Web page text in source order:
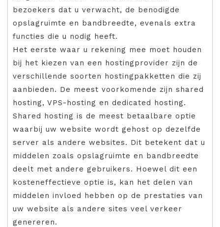
bezoekers dat u verwacht, de benodigde
opslagruimte en bandbreedte, evenals extra
functies die u nodig heeft.
Het eerste waar u rekening mee moet houden
bij het kiezen van een hostingprovider zijn de
verschillende soorten hostingpakketten die zij
aanbieden. De meest voorkomende zijn shared
hosting, VPS-hosting en dedicated hosting.
Shared hosting is de meest betaalbare optie
waarbij uw website wordt gehost op dezelfde
server als andere websites. Dit betekent dat u
middelen zoals opslagruimte en bandbreedte
deelt met andere gebruikers. Hoewel dit een
kosteneffectieve optie is, kan het delen van
middelen invloed hebben op de prestaties van
uw website als andere sites veel verkeer
genereren.